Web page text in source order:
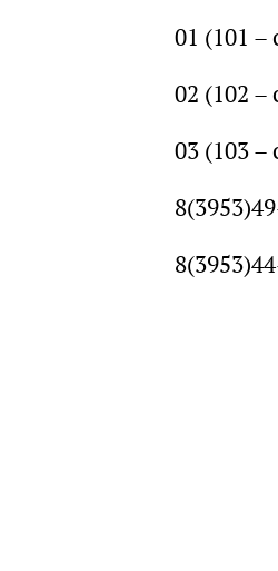
01 (101
02 (102
03 (103